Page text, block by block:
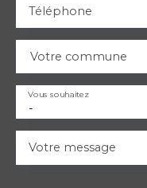
Téléphone
Votre commune
-
Vous souhaitez
Votre message